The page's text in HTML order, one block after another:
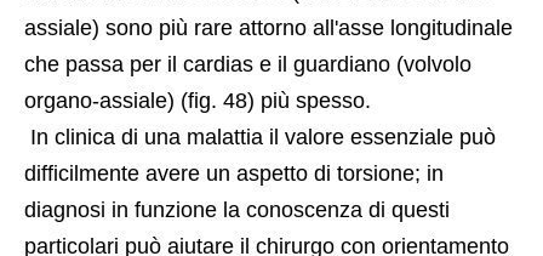
assiale) sono più rare attorno all'asse longitudinale
che passa per il cardias e il guardiano (volvolo
organo-assiale) (fig. 48) più spesso.
difficilmente avere un aspetto di torsione; in
diagnosi in funzione la conoscenza di questi
particolari può aiutare il chirurgo con orientamento